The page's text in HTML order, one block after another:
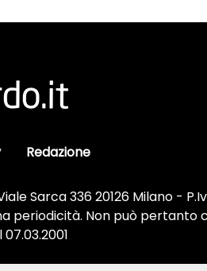
Redazione
Sarca 336 20126 Milano -
periodicità. Non può